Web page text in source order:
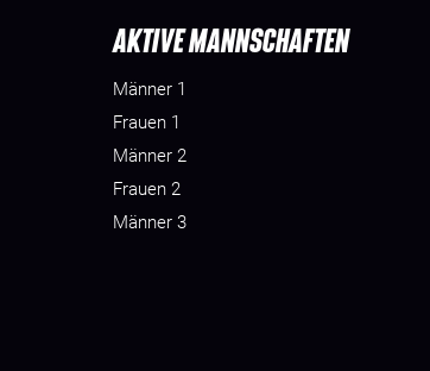
AKTIVE MANNSCHAFTEN
Männer 1
Frauen 1
Männer 2
Frauen 2
Männer 3